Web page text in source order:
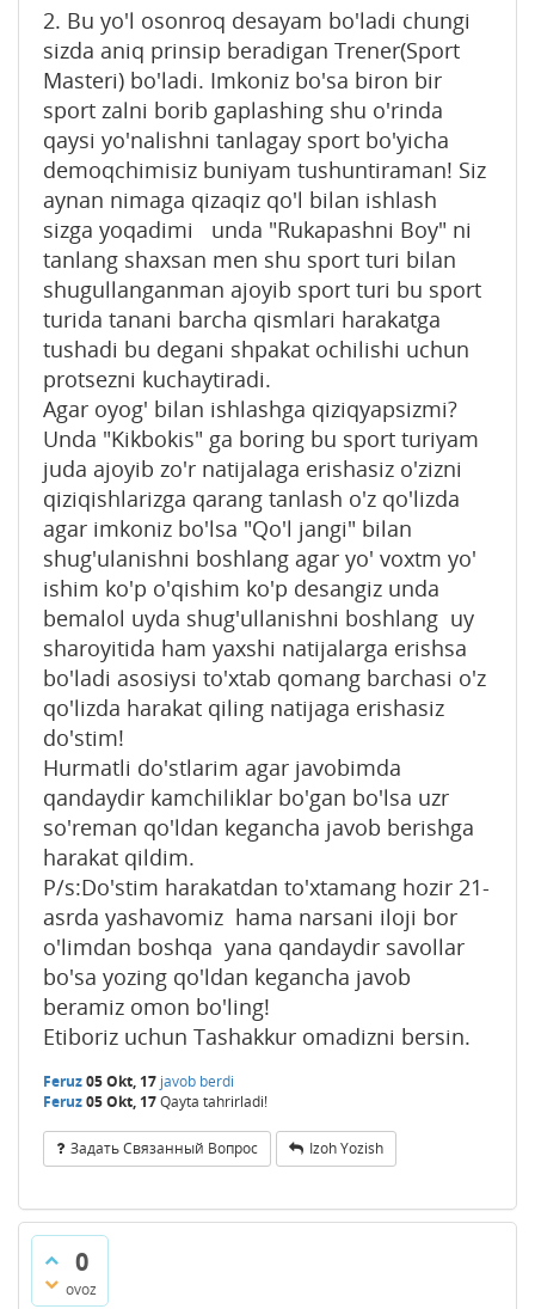
2. Bu yo'l osonroq desayam bo'ladi chungi
sizda aniq prinsip beradigan Trener(Sport
Masteri) bo'ladi. Imkoniz bo'sa biron bir
sport zalni borib gaplashing shu o'rinda
qaysi yo'nalishni tanlagay sport bo'yicha
demoqchimisiz buniyam tushuntiraman! Siz
aynan nimaga qizaqiz qo'l bilan ishlash
sizga yoqadimi unda "Rukapashni Boy" ni
tanlang shaxsan men shu sport turi bilan
shugullanganman ajoyib sport turi bu sport
turida tanani barcha qismlari harakatga
tushadi bu degani shpakat ochilishi uchun
protsezni kuchaytiradi.
Agar oyog' bilan ishlashga qiziqyapsizmi?
Unda "Kikbokis" ga boring bu sport turiyam
juda ajoyib zo'r natijalaga erishasiz o'zizni
qiziqishlarizga qarang tanlash o'z qo'lizda
agar imkoniz bo'lsa "Qo'l jangi" bilan
shug'ulanishni boshlang agar yo' voxtm yo'
ishim ko'p o'qishim ko'p desangiz unda
bemalol uyda shug'ullanishni boshlang uy
sharoyitida ham yaxshi natijalarga erishsa
bo'ladi asosiysi to'xtab qomang barchasi o'z
qo'lizda harakat qiling natijaga erishasiz
do'stim!
Hurmatli do'stlarim agar javobimda
qandaydir kamchiliklar bo'gan bo'lsa uzr
so'reman qo'ldan kegancha javob berishga
harakat qildim.
P/s:Do'stim harakatdan to'xtamang hozir 21-
asrda yashavomiz hama narsani iloji bor
o'limdan boshqa yana qandaydir savollar
bo'sa yozing qo'ldan kegancha javob
beramiz omon bo'ling!
Etiboriz uchun Tashakkur omadizni bersin.
Feruz05 Okt, 17 javob berdi
Feruz05 Okt, 17Qayta tahrirladi!
Задать Связанный Вопрос Izoh Yozish
0
ovoz